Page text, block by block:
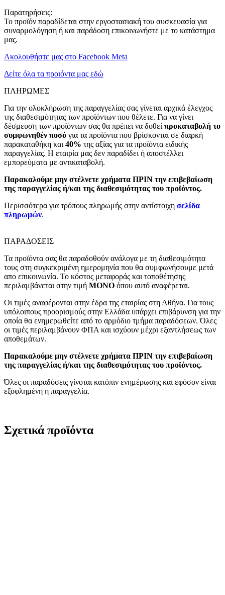
Παρατηρήσεις:
Το προϊόν παραδίδεται στην εργοστασιακή του συσκευασία για
συναρμολόγηση ή και παράδοση επικοινωνήστε με το κατάστημα
μας.
Ακολουθήστε μας στο Facebook Meta
Δείτε όλα τα προιόντα μας εδώ
ΠΛΗΡΩΜΕΣ
Για την ολοκλήρωση της παραγγελίας σας γίνεται αρχικά έλεγχος
της διαθεσιμότητας των προϊόντων που θέλετε. Για να γίνει
δέσμευση των προϊόντων σας θα πρέπει να δοθεί προκαταβολή το
συμφωνηθέν ποσό για τα προϊόντα που βρίσκονται σε διαρκή
παρακαταθήκη και 40% της αξίας για τα προϊόντα ειδικής
παραγγελίας. Η εταιρία μας δεν παραδίδει ή αποστέλλει
εμπορεύματα με αντικαταβολή.
Παρακαλούμε μην στέλνετε χρήματα ΠΡΙΝ την επιβεβαίωση
της παραγγελίας ή/και της διαθεσιμότητας του προϊόντος.
Περισσότερα για τρόπους πληρωμής στην αντίστοιχη σελίδα
πληρωμών.
ΠΑΡΑΔΟΣΕΙΣ
Τα προϊόντα σας θα παραδοθούν ανάλογα με τη διαθεσιμότητα
τους στη συγκεκριμένη ημερομηνία που θα συμφωνήσουμε μετά
απο επικοινωνία. Το κόστος μεταφοράς και τοποθέτησης
περιλαμβάνεται στην τιμή MONO όπου αυτό αναφέρεται.
Οι τιμές αναφέρονται στην έδρα της εταιρίας στη Αθήνα. Για τους
υπόλοιπους προορισμούς στην Ελλάδα υπάρχει επιβάρυνση για την
οποία θα ενημερωθείτε από το αρμόδιο τμήμα παραδόσεων. Όλες
οι τιμές περιλαμβάνουν ΦΠΑ και ισχύουν μέχρι εξαντλήσεως των
αποθεμάτων.
Παρακαλούμε μην στέλνετε χρήματα ΠΡΙΝ την επιβεβαίωση
της παραγγελίας ή/και της διαθεσιμότητας του προϊόντος.
Όλες οι παραδόσεις γίνοται κατόπιν ενημέρωσης και εφόσον είναι
εξοφλημένη η παραγγελία.
Σχετικά προϊόντα